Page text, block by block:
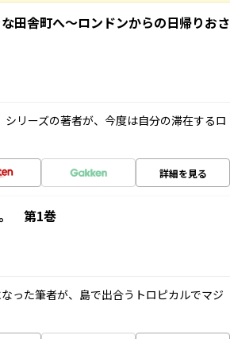
田舎町へ～ロンドンからの日帰りおさ
リーズの著者が、今度は自分の滞在するロ
詳細を見る
。 第1巻
った筆者が、島で出合うトロピカルでマジ